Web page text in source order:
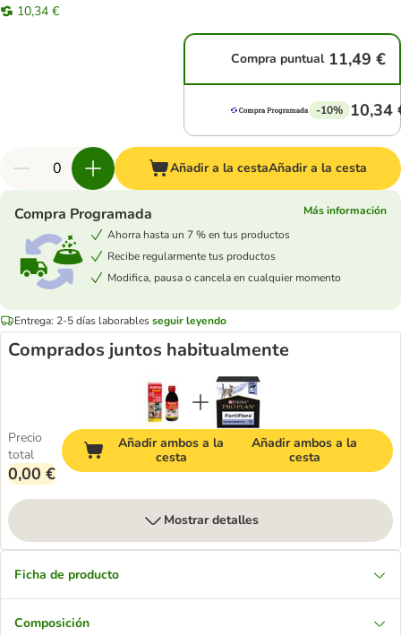
10,34 €
Compra puntual 11,49 €
-10% 10,34
Añadir a la cestaAñadir a la cesta
Compra Programada
Más información
Ahorra hasta un 7 % en tus productos
Recibe regularmente tus productos
Modifica, pausa o cancela en cualquier momento
Entrega: 2-5 días laborablesseguir leyendo
Comprados juntos habitualmente
Precio
total
0,00 €
Añadir ambos a la
cesta
Añadir ambos a la
cesta
Mostrar detalles
Ficha de producto
Composición